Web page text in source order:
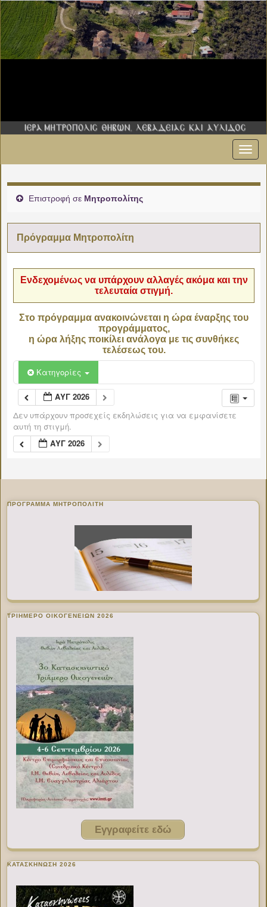
Επιστροφή σε Μητροπολίτης
Πρόγραμμα Μητροπολίτη
Ενδεχομένως να υπάρχουν αλλαγές ακόμα και την
τελευταία στιγμή.
Στο πρόγραμμα ανακοινώνεται η ώρα έναρξης του
προγράμματος,
η ώρα λήξης ποικίλει ανάλογα με τις συνθήκες
τελέσεως του.
Κατηγορίες
ΑΥΓ 2026
Δεν υπάρχουν προσεχείς εκδηλώσεις για να εμφανίσετε
αυτή τη στιγμή.
ΑΥΓ 2026
ΠΡΌΓΡΑΜΜΑ ΜΗΤΡΟΠΟΛΊΤΗ
ΤΡΙΗΜΕΡΟ ΟΙΚΟΓΕΝΕΙΩΝ 2026
Εγγραφείτε εδώ
ΚΑΤΑΣΚΗΝΩΣΗ 2026